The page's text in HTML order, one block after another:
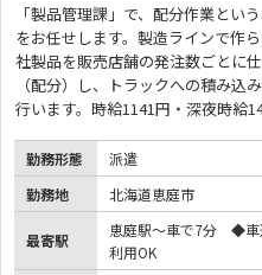
「製品管理課」で、配分作業とい
をお任せします。製造ラインで作
社製品を販売店舗の発注数ごとに
（配分）し、トラックへの積み込
行います。時給1141円・深夜時給
勤務形態
派遣
勤務地
北海道恵庭市
最寄駅
恵庭駅～車で7分 ◆
利用OK